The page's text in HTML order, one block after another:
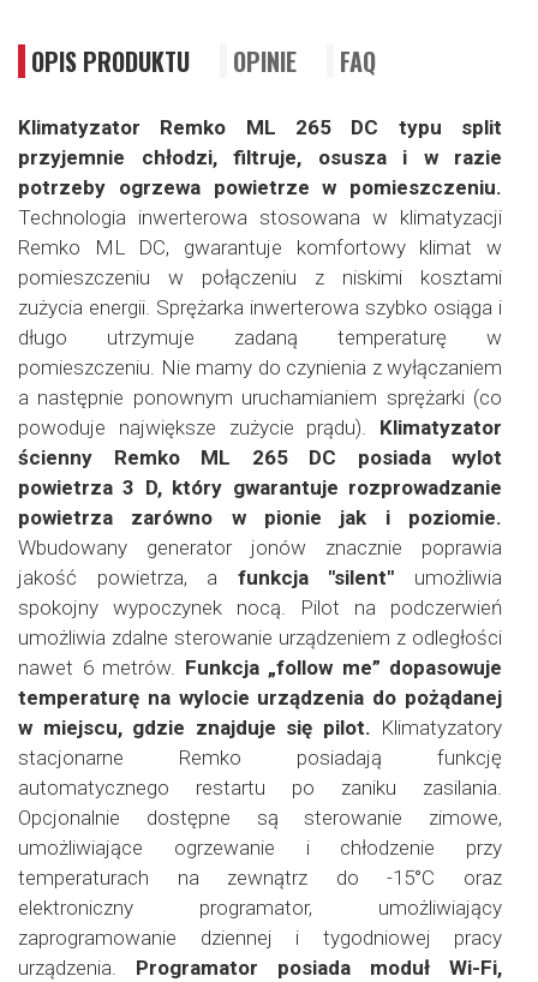
OPIS PRODUKTU OPINIE FAQ
Klimatyzator Remko ML 265 DC typu split
przyjemnie chłodzi, filtruje, osusza i w razie
potrzeby ogrzewa powietrze w pomieszczeniu.
Technologia inwerterowa stosowana w klimatyzacji
Remko ML DC, gwarantuje komfortowy klimat w
pomieszczeniu w połączeniu z niskimi kosztami
zużycia energii. Sprężarka inwerterowa szybko osiąga i
długo utrzymuje zadaną temperaturę w
pomieszczeniu. Nie mamy do czynienia z wyłączaniem
a następnie ponownym uruchamianiem sprężarki (co
powoduje największe zużycie prądu). Klimatyzator
ścienny Remko ML 265 DC posiada wylot
powietrza 3 D, który gwarantuje rozprowadzanie
powietrza zarówno w pionie jak i poziomie.
Wbudowany generator jonów znacznie poprawia
jakość powietrza, a funkcja "silent" umożliwia
spokojny wypoczynek nocą. Pilot na podczerwień
umożliwia zdalne sterowanie urządzeniem z odległości
nawet 6 metrów. Funkcja „follow me” dopasowuje
temperaturę na wylocie urządzenia do pożądanej
w miejscu, gdzie znajduje się pilot. Klimatyzatory
stacjonarne Remko posiadają funkcję
automatycznego restartu po zaniku zasilania.
Opcjonalnie dostępne są sterowanie zimowe,
umożliwiające ogrzewanie i chłodzenie przy
temperaturach na zewnątrz do -15°C oraz
elektroniczny programator, umożliwiający
zaprogramowanie dziennej i tygodniowej pracy
urządzenia. Programator posiada moduł Wi-Fi,